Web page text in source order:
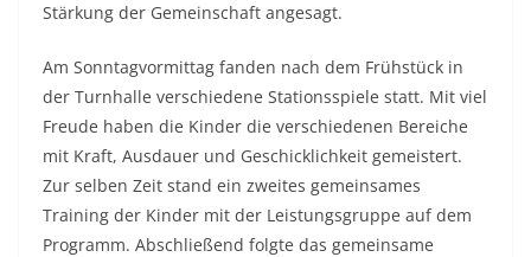
Stärkung der Gemeinschaft angesagt.
Am Sonntagvormittag fanden nach dem Frühstück in
der Turnhalle verschiedene Stationsspiele statt. Mit viel
Freude haben die Kinder die verschiedenen Bereiche
mit Kraft, Ausdauer und Geschicklichkeit gemeistert.
Zur selben Zeit stand ein zweites gemeinsames
Training der Kinder mit der Leistungsgruppe auf dem
Programm. Abschließend folgte das gemeinsame